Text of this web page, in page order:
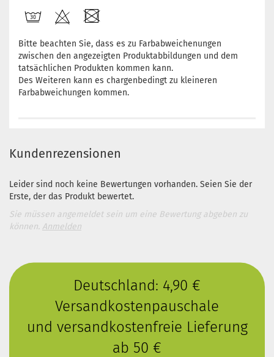
Bitte beachten Sie, dass es zu Farbabweichenungen
zwischen den angezeigten Produktabbildungen und dem
tatsächlichen Produkten kommen kann.
Des Weiteren kann es chargenbedingt zu kleineren
Farbabweichungen kommen.
Kundenrezensionen
Leider sind noch keine Bewertungen vorhanden. Seien Sie der
Erste, der das Produkt bewertet.
Sie müssen angemeldet sein um eine Bewertung abgeben zu
können. Anmelden
Deutschland: 4,90 €
Versandkostenpauschale
und versandkostenfreie Lieferung
ab 50 €